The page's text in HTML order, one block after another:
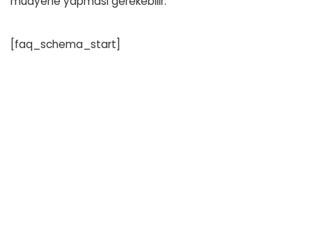
[faq_schema_start]